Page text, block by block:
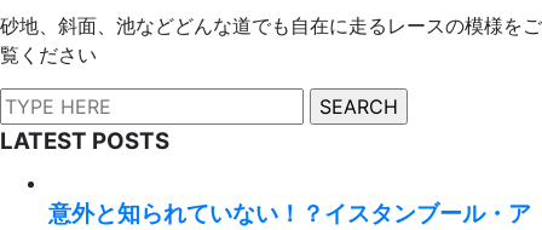
砂地、斜面、池などどんな道でも自在に走るレースの模様をご
覧ください
LATEST POSTS
意外と知られていない！？イスタンブール・ア